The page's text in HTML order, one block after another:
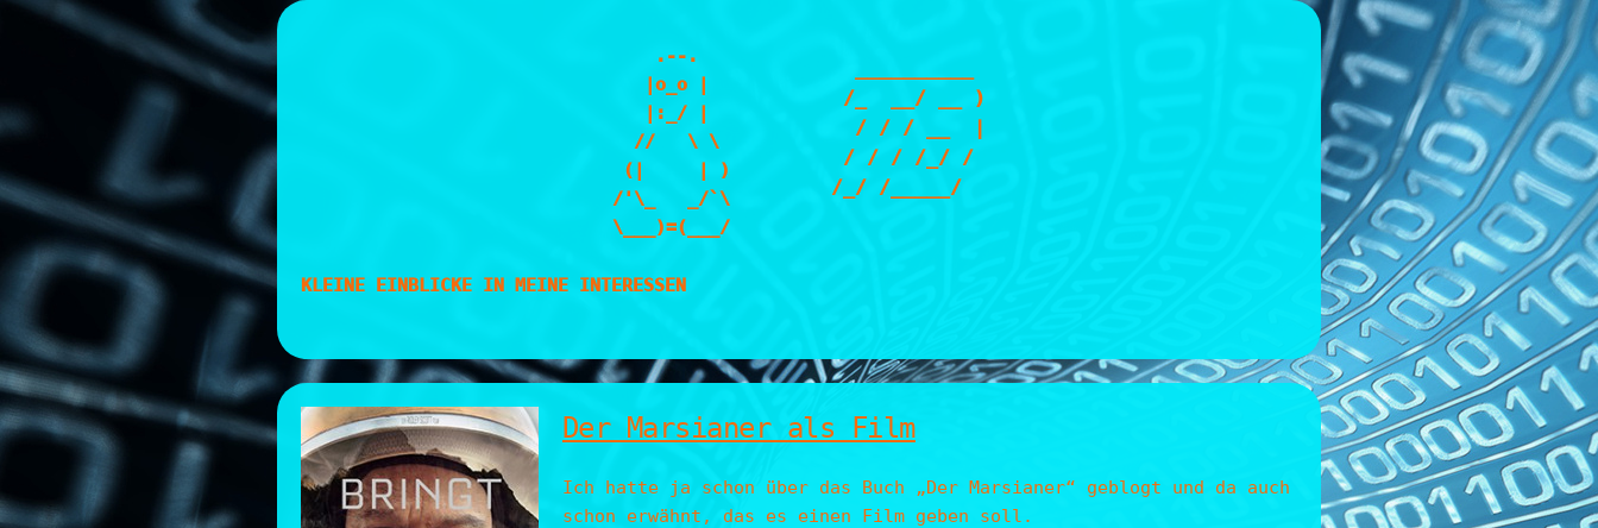
    .--.
   |o_o |
   |:_/ |
  //   \ \
(|     | )
/'\_   _/`\
\___)=(___/
/_  __/ __ )
  / / / __  |
/ / / /_/ /
/_/ /_____/
KLEINE EINBLICKE IN MEINE INTERESSEN
Der Marsianer als Film
Ich hatte ja schon über das Buch „Der Marsianer“ geblogt und da auch
schon erwähnt, das es einen Film geben soll.